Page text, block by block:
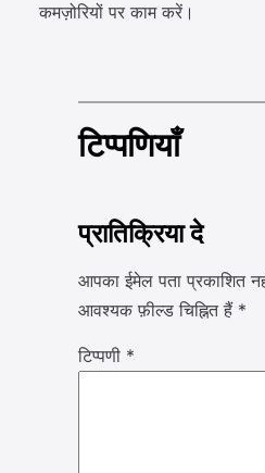
कमज़ोरियों पर काम करें।
टिप्पणियाँ
प्रातिक्रिया दे
आपका ईमेल पता प्रकाशित
आवश्यक फ़ील्ड चिह्नित हैं *
टिप्पणी *